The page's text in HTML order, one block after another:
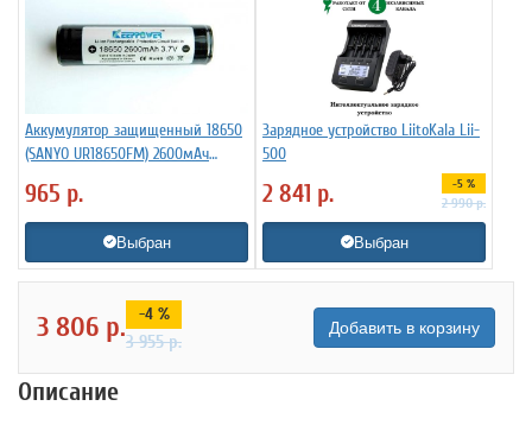
Аккумулятор защищенный 18650
(SANYO UR18650FM) 2600мАч
965 р.
Выбран
Зарядное устройство LiitoKala Lii-
500
2 841 р. -5 %
2 990р.
Выбран
3 806 р. -4 %
3 955р.
Добавить в корзину
Описание